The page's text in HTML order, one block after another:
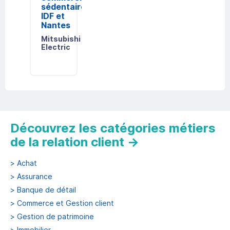
sédentaire
IDF et
Nantes
Mitsubishi
Electric
Découvrez les catégories métiers
de la relation client →
> Achat
> Assurance
> Banque de détail
> Commerce et Gestion client
> Gestion de patrimoine